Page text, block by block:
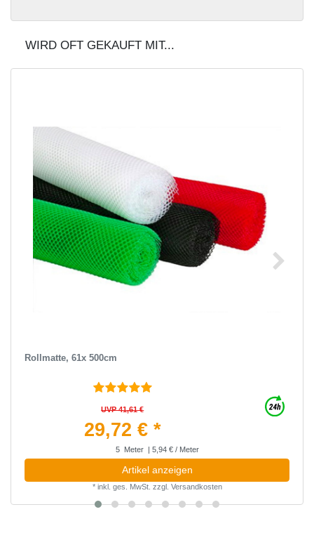
WIRD OFT GEKAUFT MIT...
Rollmatte, 61x 500cm
UVP 41,61 €
29,72 € *
5 Meter | 5,94 € / Meter
Artikel anzeigen
* inkl. ges. MwSt. zzgl. Versandkosten